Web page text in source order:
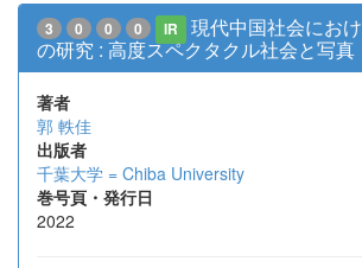
3 0 0 0 IR
現代中国社会にお
の研究 : 高度スペクタクル社会と写真
著者
郭 軼佳
出版者
千葉大学 = Chiba University
巻号頁・発行日
2022